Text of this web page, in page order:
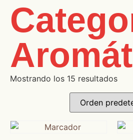
Mostrando los 15 resultados